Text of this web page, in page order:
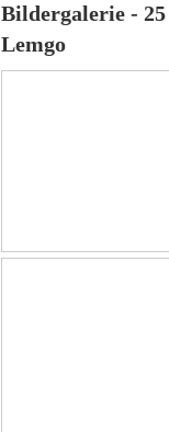
Bildergalerie -
Lemgo